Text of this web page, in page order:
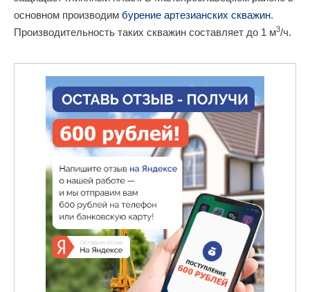
основном производим бурение артезианских скважин.
Производительность таких скважин составляет до 1 м3/ч.